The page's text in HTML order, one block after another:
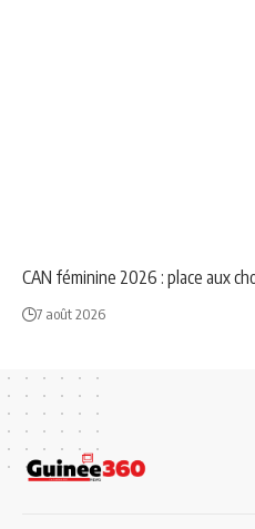
CAN féminine 2026 : place aux
7 août 2026